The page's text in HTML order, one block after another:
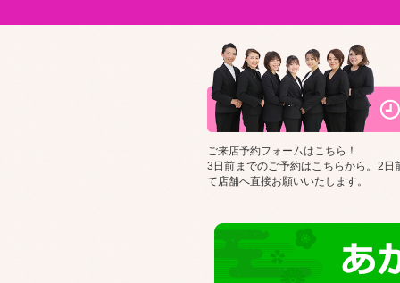
ご来店予約フォームはこちら！
3日前までのご予約はこちらから。2
て店舗へ直接お願いいたします。